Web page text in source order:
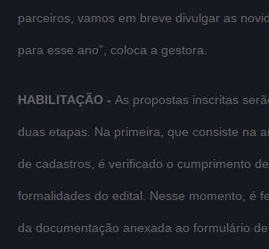
parceiros, vamos em breve divulgar as
para esse ano”, coloca a gestora.
HABILITAÇÃO - As propostas inscritas
duas etapas. Na primeira, que consiste na
de cadastros, é verificado o cumprimento
formalidades do edital. Nesse momento, é
da documentação anexada ao formulário